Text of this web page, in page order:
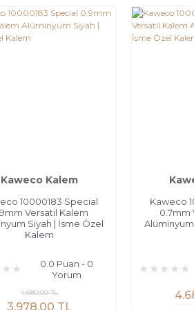
Kaweco Kalem
10000183 Special
Versatil Kalem
Siyah | İsme Özel
Kalem
0.0 Puan - 0
Yorum
3.978,00 TL
4.680,00 TL
Kaweco
0.7mm